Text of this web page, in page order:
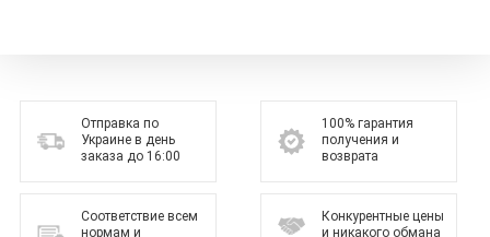
Отправка по
Украине в день
заказа до 16:00
Соответствие всем
нормам и
100% гарантия
получения и
возврата
Конкурентные цены
и никакого обмана